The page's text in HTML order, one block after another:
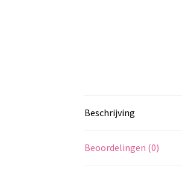
Beschrijving
Beoordelingen (0)